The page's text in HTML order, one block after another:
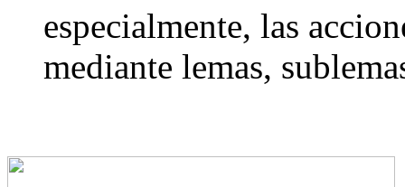
especialmente, las
mediante lemas,